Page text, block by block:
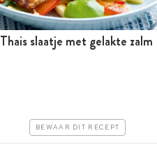
Thais slaatje met gelakte zalm
BEWAAR DIT RECEPT